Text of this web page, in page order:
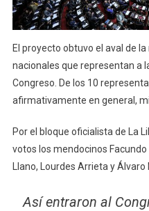
El proyecto obtuvo el aval de
nacionales que representan a
Congreso. De los 10
afirmativamente en general,
Por el bloque oficialista de La
votos los mendocinos Facundo
Llano, Lourdes Arrieta y Álvaro
Así entraron al